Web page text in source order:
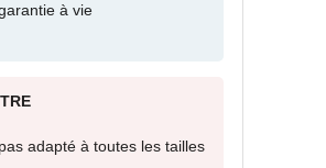
à vie
pas adapté à toutes les tailles